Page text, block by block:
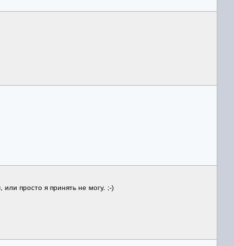
просто я принять не могу. ;-)